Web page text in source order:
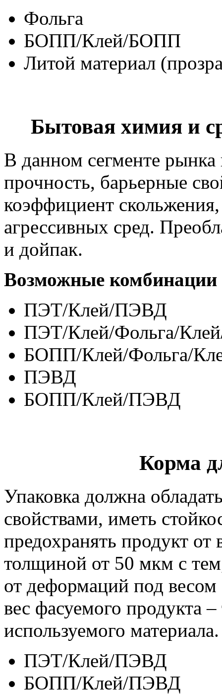
Фольга
БОПП/Клей/БОПП
Литой материал
Бытовая химия и
В данном сегменте рынка
прочность, барьерные
коэффициент
агрессивных сред.
и дойпак.
Возможные комбинации
ПЭТ/Клей/ПЭВД
ПЭТ/Клей/Фольга/
БОПП/Клей/Фольга/
ПЭВД
БОПП/Клей/ПЭВД
Корма
Упаковка должна
свойствами, иметь
предохранять продукт
толщиной от 50 мкм с
от деформаций под
вес фасуемого продукта
используемого материала.
ПЭТ/Клей/ПЭВД
БОПП/Клей/ПЭВД